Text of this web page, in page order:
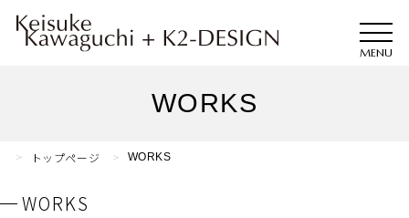
WORKS
トップページ WORKS
WORKS